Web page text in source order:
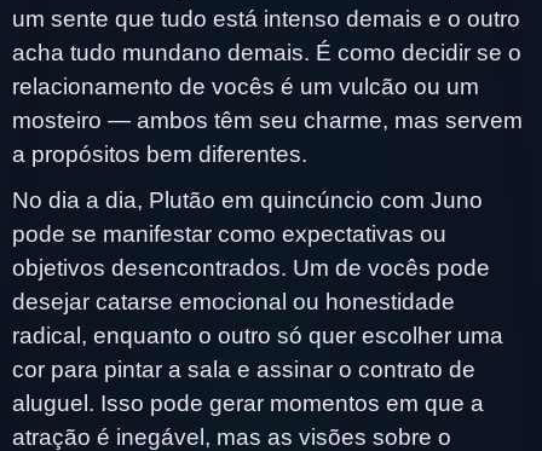
um sente que tudo está intenso demais e o outro
acha tudo mundano demais. É como decidir se o
relacionamento de vocês é um vulcão ou um
mosteiro — ambos têm seu charme, mas servem
a propósitos bem diferentes.
No dia a dia, Plutão em quincúncio com Juno
pode se manifestar como expectativas ou
objetivos desencontrados. Um de vocês pode
desejar catarse emocional ou honestidade
radical, enquanto o outro só quer escolher uma
cor para pintar a sala e assinar o contrato de
aluguel. Isso pode gerar momentos em que a
atração é inegável, mas as visões sobre o